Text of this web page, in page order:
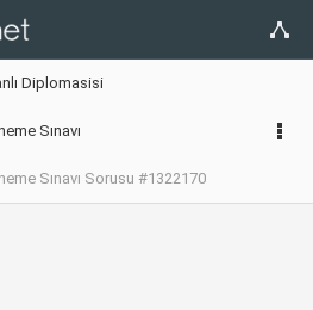
Diplomasisi
Sınavı
Sınavı Sorusu #1322170